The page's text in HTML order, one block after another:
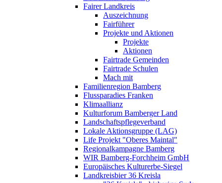
Fairer Landkreis
Auszeichnung
Fairführer
Projekte und Aktionen
Projekte
Aktionen
Fairtrade Gemeinden
Fairtrade Schulen
Mach mit
Familienregion Bamberg
Flussparadies Franken
Klimaallianz
Kulturforum Bamberger Land
Landschaftspflegeverband
Lokale Aktionsgruppe (LAG)
Life Projekt "Oberes Maintal"
Regionalkampagne Bamberg
WIR Bamberg-Forchheim GmbH
Europäisches Kulturerbe-Siegel
Landkreisbier 36 Kreisla